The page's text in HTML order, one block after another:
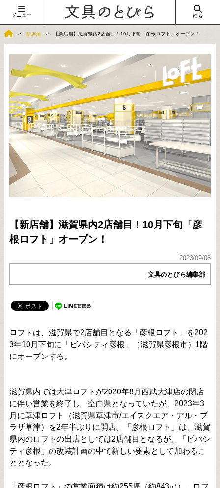
メニュー 検索
新店舗 【新店舗】滋賀県内2店舗目！10月下旬「彦根ロフト」オープン！
【新店舗】滋賀県内2店舗目！10月下旬「彦
根ロフト」オープン！
2023/09/08
文具のとびら編集部
ロフトは、滋賀県で2店舗目となる「彦根ロフト」を202
3年10月下旬に「ビバシティ彦根」（滋賀県彦根市）1階
にオープンする。
滋賀県内では大津ロフトが2020年8月西武大津店の閉店
に伴い営業を終了し、空白県となっていたが、2023年3
月に草津ロフト（滋賀県草津市/エイスクエア・アル・プ
ラザ草津）を2年半ぶりに開店。「彦根ロフト」は、滋賀
県内のロフトの出店としては2店舗目となるが、「ビバシ
ティ彦根」の改装計画の中で新しい要素として加わるこ
ととなった。
「彦根ロフト」の営業面積は約255坪（約843㎡）、ロフ